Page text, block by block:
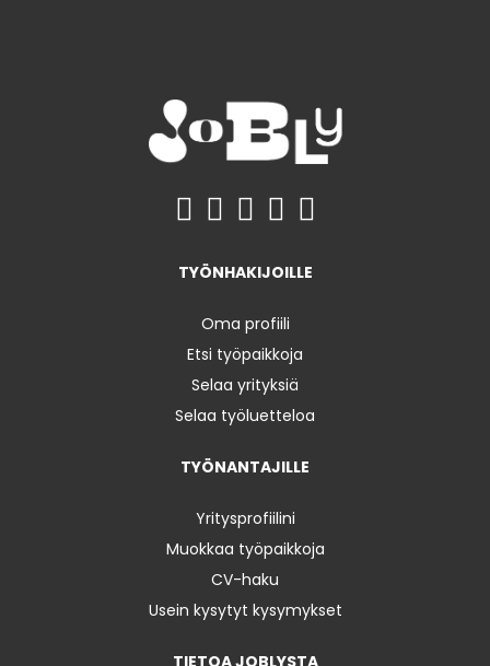
TYÖNHAKIJOILLE
Oma profiili
Etsi työpaikkoja
Selaa yrityksiä
Selaa työluetteloa
TYÖNANTAJILLE
Yritysprofiilini
Muokkaa työpaikkoja
CV-haku
Usein kysytyt kysymykset
TIETOA JOBLYSTA